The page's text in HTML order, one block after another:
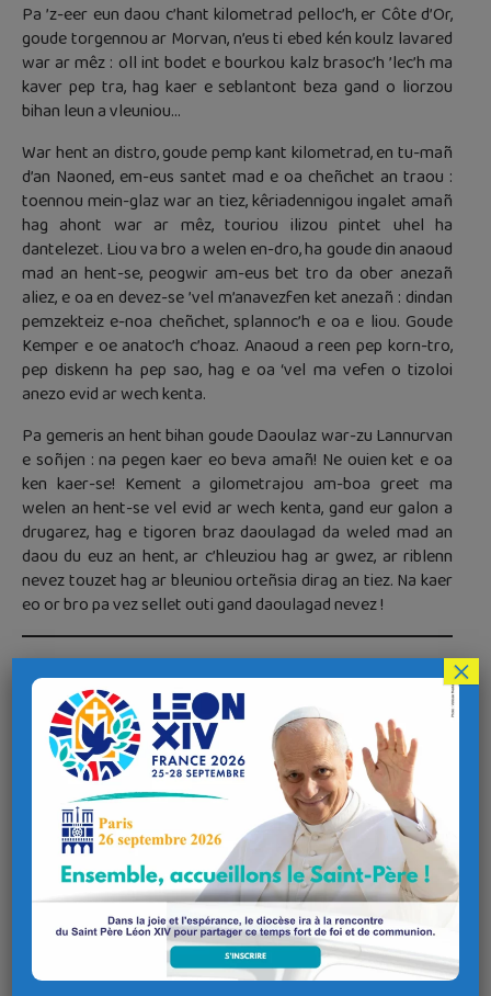
Pa ’z-eer eun daou c’hant kilometrad pelloc’h, er Côte d’Or,
goude torgennou ar Morvan, n’eus ti ebed kén koulz lavared
war ar mêz : oll int bodet e bourkou kalz brasoc’h ’lec’h ma
kaver pep tra, hag kaer e seblantont beza gand o liorzou
bihan leun a vleuniou…
War hent an distro, goude pemp kant kilometrad, en tu-mañ
d’an Naoned, em-eus santet mad e oa cheñchet an traou :
toennou mein-glaz war an tiez, kêriadennigou ingalet amañ
hag ahont war ar mêz, touriou ilizou pintet uhel ha
dantelezet. Liou va bro a welen en-dro, ha goude din anaoud
mad an hent-se, peogwir am-eus bet tro da ober anezañ
aliez, e oa en devez-se ’vel m’anavezfen ket anezañ : dindan
pemzekteiz e-noa cheñchet, splannoc’h e oa e liou. Goude
Kemper e oe anatoc’h c’hoaz. Anaoud a reen pep korn-tro,
pep diskenn ha pep sao, hag e oa ‘vel ma vefen o tizoloi
anezo evid ar wech kenta.
Pa gemeris an hent bihan goude Daoulaz war-zu Lannurvan
e soñjen : na pegen kaer eo beva amañ! Ne ouien ket e oa
ken kaer-se! Kement a gilometrajou am-boa greet ma
welen an hent-se vel evid ar wech kenta, gand eur galon a
drugarez, hag e tigoren braz daoulagad da weled mad an
daou du euz an hent, ar c’hleuziou hag ar gwez, ar riblenn
nevez touzet hag ar bleuniou orteñsia dirag an tiez. Na kaer
eo or bro pa vez sellet outi gand daoulagad nevez !
Que c’est beau !
C’est assez étrange ! Il faut quitter son pays quelques jours
pour le découvrir d’un regard neuf. Voilà ce qui m’est arrivé
la semaine dernière. J’étais allé voir de vieux amis du Pays
de Galles, installés maintenant en Bourgogne pour leur
retraite. Sur la route pour m’y rendre, je m’étais arrêté dans
le département de l’Allier, dans ce que l’on appelle le
‘Bourbonnais’ pour faire la connaissance d’un saint breton,
saint Menoux, moine ermite qui vivait comme ceux qui ont
établi nos Lann. Une lignée de rois de France est originaire
de cette contrée. Les maisons à la campagne sont très
clairsemées et les bourgs petits : la mairie, l’école, l’église
×